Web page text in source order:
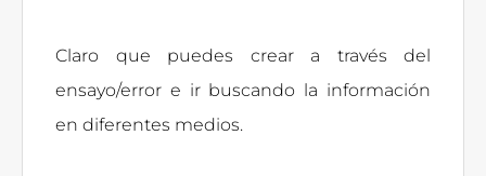
Claro que puedes crear a través del
ensayo/error e ir buscando la información
en diferentes medios.